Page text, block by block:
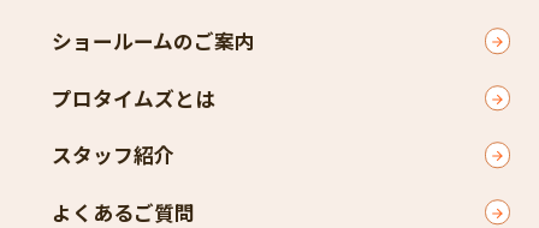
ショールームのご案内
プロタイムズとは
スタッフ紹介
よくあるご質問